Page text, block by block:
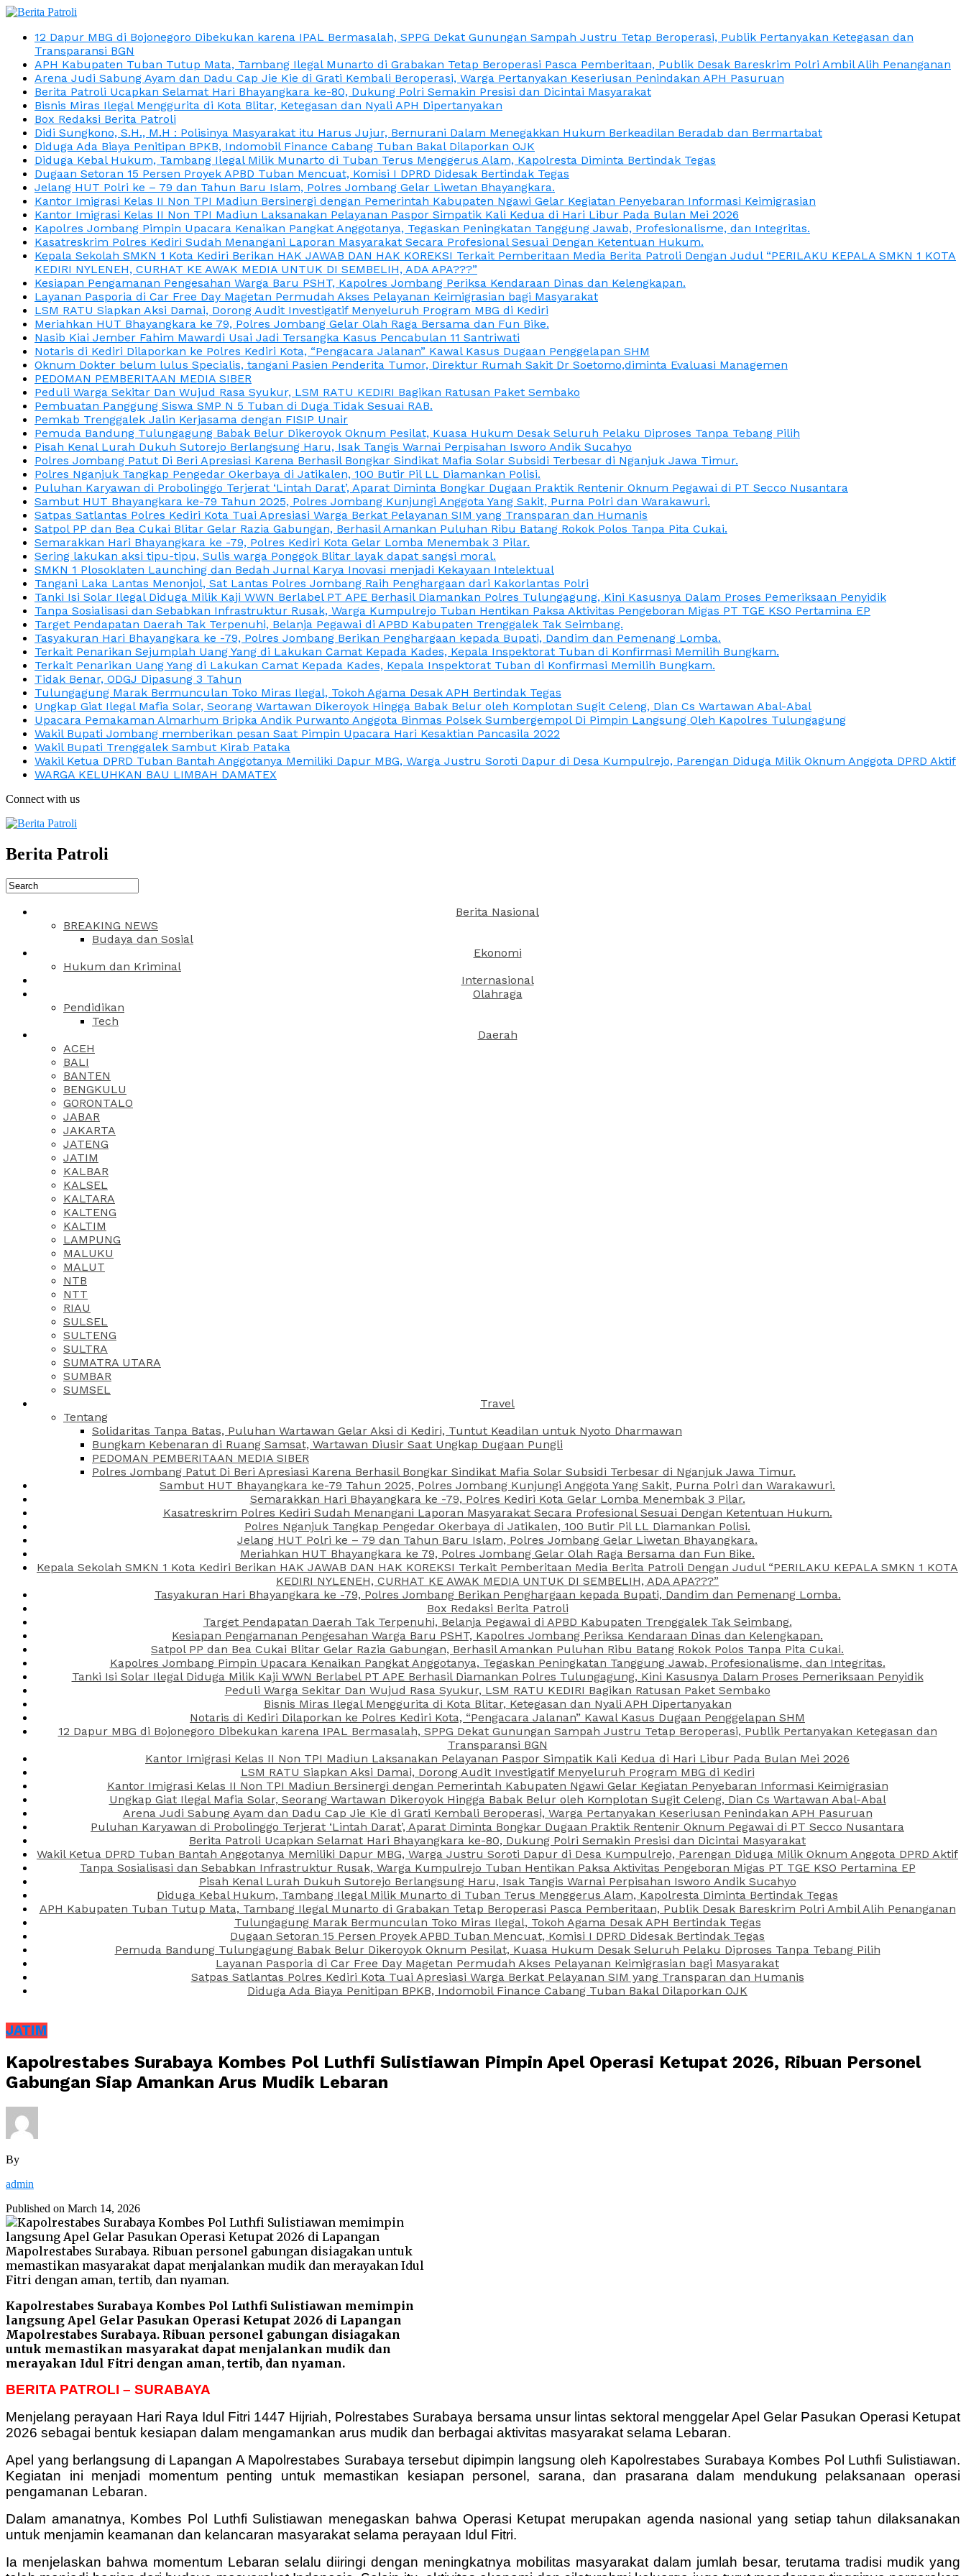
12 Dapur MBG di Bojonegoro Dibekukan karena IPAL Bermasalah, SPPG Dekat Gunungan Sampah Justru Tetap Beroperasi, Publik Pertanyakan Ketegasan dan
Transparansi BGN
APH Kabupaten Tuban Tutup Mata, Tambang Ilegal Munarto di Grabakan Tetap Beroperasi Pasca Pemberitaan, Publik Desak Bareskrim Polri Ambil Alih Penanganan
Arena Judi Sabung Ayam dan Dadu Cap Jie Kie di Grati Kembali Beroperasi, Warga Pertanyakan Keseriusan Penindakan APH Pasuruan
Berita Patroli Ucapkan Selamat Hari Bhayangkara ke-80, Dukung Polri Semakin Presisi dan Dicintai Masyarakat
Bisnis Miras Ilegal Menggurita di Kota Blitar, Ketegasan dan Nyali APH Dipertanyakan
Box Redaksi Berita Patroli
Didi Sungkono, S.H., M.H : Polisinya Masyarakat itu Harus Jujur, Bernurani Dalam Menegakkan Hukum Berkeadilan Beradab dan Bermartabat
Diduga Ada Biaya Penitipan BPKB, Indomobil Finance Cabang Tuban Bakal Dilaporkan OJK
Diduga Kebal Hukum, Tambang Ilegal Milik Munarto di Tuban Terus Menggerus Alam, Kapolresta Diminta Bertindak Tegas
Dugaan Setoran 15 Persen Proyek APBD Tuban Mencuat, Komisi I DPRD Didesak Bertindak Tegas
Jelang HUT Polri ke – 79 dan Tahun Baru Islam, Polres Jombang Gelar Liwetan Bhayangkara.
Kantor Imigrasi Kelas II Non TPI Madiun Bersinergi dengan Pemerintah Kabupaten Ngawi Gelar Kegiatan Penyebaran Informasi Keimigrasian
Kantor Imigrasi Kelas II Non TPI Madiun Laksanakan Pelayanan Paspor Simpatik Kali Kedua di Hari Libur Pada Bulan Mei 2026
Kapolres Jombang Pimpin Upacara Kenaikan Pangkat Anggotanya, Tegaskan Peningkatan Tanggung Jawab, Profesionalisme, dan Integritas.
Kasatreskrim Polres Kediri Sudah Menangani Laporan Masyarakat Secara Profesional Sesuai Dengan Ketentuan Hukum.
Kepala Sekolah SMKN 1 Kota Kediri Berikan HAK JAWAB DAN HAK KOREKSI Terkait Pemberitaan Media Berita Patroli Dengan Judul “PERILAKU KEPALA SMKN 1 KOTA
KEDIRI NYLENEH, CURHAT KE AWAK MEDIA UNTUK DI SEMBELIH, ADA APA???”
Kesiapan Pengamanan Pengesahan Warga Baru PSHT, Kapolres Jombang Periksa Kendaraan Dinas dan Kelengkapan.
Layanan Pasporia di Car Free Day Magetan Permudah Akses Pelayanan Keimigrasian bagi Masyarakat
LSM RATU Siapkan Aksi Damai, Dorong Audit Investigatif Menyeluruh Program MBG di Kediri
Meriahkan HUT Bhayangkara ke 79, Polres Jombang Gelar Olah Raga Bersama dan Fun Bike.
Nasib Kiai Jember Fahim Mawardi Usai Jadi Tersangka Kasus Pencabulan 11 Santriwati
Notaris di Kediri Dilaporkan ke Polres Kediri Kota, “Pengacara Jalanan” Kawal Kasus Dugaan Penggelapan SHM
Oknum Dokter belum lulus Specialis, tangani Pasien Penderita Tumor, Direktur Rumah Sakit Dr Soetomo,diminta Evaluasi Managemen
PEDOMAN PEMBERITAAN MEDIA SIBER
Peduli Warga Sekitar Dan Wujud Rasa Syukur, LSM RATU KEDIRI Bagikan Ratusan Paket Sembako
Pembuatan Panggung Siswa SMP N 5 Tuban di Duga Tidak Sesuai RAB.
Pemkab Trenggalek Jalin Kerjasama dengan FISIP Unair
Pemuda Bandung Tulungagung Babak Belur Dikeroyok Oknum Pesilat, Kuasa Hukum Desak Seluruh Pelaku Diproses Tanpa Tebang Pilih
Pisah Kenal Lurah Dukuh Sutorejo Berlangsung Haru, Isak Tangis Warnai Perpisahan Isworo Andik Sucahyo
Polres Jombang Patut Di Beri Apresiasi Karena Berhasil Bongkar Sindikat Mafia Solar Subsidi Terbesar di Nganjuk Jawa Timur.
Polres Nganjuk Tangkap Pengedar Okerbaya di Jatikalen, 100 Butir Pil LL Diamankan Polisi.
Puluhan Karyawan di Probolinggo Terjerat ‘Lintah Darat’, Aparat Diminta Bongkar Dugaan Praktik Rentenir Oknum Pegawai di PT Secco Nusantara
Sambut HUT Bhayangkara ke-79 Tahun 2025, Polres Jombang Kunjungi Anggota Yang Sakit, Purna Polri dan Warakawuri.
Satpas Satlantas Polres Kediri Kota Tuai Apresiasi Warga Berkat Pelayanan SIM yang Transparan dan Humanis
Satpol PP dan Bea Cukai Blitar Gelar Razia Gabungan, Berhasil Amankan Puluhan Ribu Batang Rokok Polos Tanpa Pita Cukai.
Semarakkan Hari Bhayangkara ke -79, Polres Kediri Kota Gelar Lomba Menembak 3 Pilar.
Sering lakukan aksi tipu-tipu, Sulis warga Ponggok Blitar layak dapat sangsi moral.
SMKN 1 Plosoklaten Launching dan Bedah Jurnal Karya Inovasi menjadi Kekayaan Intelektual
Tangani Laka Lantas Menonjol, Sat Lantas Polres Jombang Raih Penghargaan dari Kakorlantas Polri
Tanki Isi Solar Ilegal Diduga Milik Kaji WWN Berlabel PT APE Berhasil Diamankan Polres Tulungagung, Kini Kasusnya Dalam Proses Pemeriksaan Penyidik
Tanpa Sosialisasi dan Sebabkan Infrastruktur Rusak, Warga Kumpulrejo Tuban Hentikan Paksa Aktivitas Pengeboran Migas PT TGE KSO Pertamina EP
Target Pendapatan Daerah Tak Terpenuhi, Belanja Pegawai di APBD Kabupaten Trenggalek Tak Seimbang.
Tasyakuran Hari Bhayangkara ke -79, Polres Jombang Berikan Penghargaan kepada Bupati, Dandim dan Pemenang Lomba.
Terkait Penarikan Sejumplah Uang Yang di Lakukan Camat Kepada Kades, Kepala Inspektorat Tuban di Konfirmasi Memilih Bungkam.
Terkait Penarikan Uang Yang di Lakukan Camat Kepada Kades, Kepala Inspektorat Tuban di Konfirmasi Memilih Bungkam.
Tidak Benar, ODGJ Dipasung 3 Tahun
Tulungagung Marak Bermunculan Toko Miras Ilegal, Tokoh Agama Desak APH Bertindak Tegas
Ungkap Giat Ilegal Mafia Solar, Seorang Wartawan Dikeroyok Hingga Babak Belur oleh Komplotan Sugit Celeng, Dian Cs Wartawan Abal-Abal
Upacara Pemakaman Almarhum Bripka Andik Purwanto Anggota Binmas Polsek Sumbergempol Di Pimpin Langsung Oleh Kapolres Tulungagung
Wakil Bupati Jombang memberikan pesan Saat Pimpin Upacara Hari Kesaktian Pancasila 2022
Wakil Bupati Trenggalek Sambut Kirab Pataka
Wakil Ketua DPRD Tuban Bantah Anggotanya Memiliki Dapur MBG, Warga Justru Soroti Dapur di Desa Kumpulrejo, Parengan Diduga Milik Oknum Anggota DPRD Aktif
WARGA KELUHKAN BAU LIMBAH DAMATEX
Connect with us
Berita Patroli
Berita Nasional
BREAKING NEWS
Budaya dan Sosial
Ekonomi
Hukum dan Kriminal
Internasional
Olahraga
Pendidikan
Tech
Daerah
ACEH
BALI
BANTEN
BENGKULU
GORONTALO
JABAR
JAKARTA
JATENG
JATIM
KALBAR
KALSEL
KALTARA
KALTENG
KALTIM
LAMPUNG
MALUKU
MALUT
NTB
NTT
RIAU
SULSEL
SULTENG
SULTRA
SUMATRA UTARA
SUMBAR
SUMSEL
Travel
Tentang
Solidaritas Tanpa Batas, Puluhan Wartawan Gelar Aksi di Kediri, Tuntut Keadilan untuk Nyoto Dharmawan
Bungkam Kebenaran di Ruang Samsat, Wartawan Diusir Saat Ungkap Dugaan Pungli
PEDOMAN PEMBERITAAN MEDIA SIBER
Polres Jombang Patut Di Beri Apresiasi Karena Berhasil Bongkar Sindikat Mafia Solar Subsidi Terbesar di Nganjuk Jawa Timur.
Sambut HUT Bhayangkara ke-79 Tahun 2025, Polres Jombang Kunjungi Anggota Yang Sakit, Purna Polri dan Warakawuri.
Semarakkan Hari Bhayangkara ke -79, Polres Kediri Kota Gelar Lomba Menembak 3 Pilar.
Kasatreskrim Polres Kediri Sudah Menangani Laporan Masyarakat Secara Profesional Sesuai Dengan Ketentuan Hukum.
Polres Nganjuk Tangkap Pengedar Okerbaya di Jatikalen, 100 Butir Pil LL Diamankan Polisi.
Jelang HUT Polri ke – 79 dan Tahun Baru Islam, Polres Jombang Gelar Liwetan Bhayangkara.
Meriahkan HUT Bhayangkara ke 79, Polres Jombang Gelar Olah Raga Bersama dan Fun Bike.
Kepala Sekolah SMKN 1 Kota Kediri Berikan HAK JAWAB DAN HAK KOREKSI Terkait Pemberitaan Media Berita Patroli Dengan Judul “PERILAKU KEPALA SMKN 1 KOTA
KEDIRI NYLENEH, CURHAT KE AWAK MEDIA UNTUK DI SEMBELIH, ADA APA???”
Tasyakuran Hari Bhayangkara ke -79, Polres Jombang Berikan Penghargaan kepada Bupati, Dandim dan Pemenang Lomba.
Box Redaksi Berita Patroli
Target Pendapatan Daerah Tak Terpenuhi, Belanja Pegawai di APBD Kabupaten Trenggalek Tak Seimbang.
Kesiapan Pengamanan Pengesahan Warga Baru PSHT, Kapolres Jombang Periksa Kendaraan Dinas dan Kelengkapan.
Satpol PP dan Bea Cukai Blitar Gelar Razia Gabungan, Berhasil Amankan Puluhan Ribu Batang Rokok Polos Tanpa Pita Cukai.
Kapolres Jombang Pimpin Upacara Kenaikan Pangkat Anggotanya, Tegaskan Peningkatan Tanggung Jawab, Profesionalisme, dan Integritas.
Tanki Isi Solar Ilegal Diduga Milik Kaji WWN Berlabel PT APE Berhasil Diamankan Polres Tulungagung, Kini Kasusnya Dalam Proses Pemeriksaan Penyidik
Peduli Warga Sekitar Dan Wujud Rasa Syukur, LSM RATU KEDIRI Bagikan Ratusan Paket Sembako
Bisnis Miras Ilegal Menggurita di Kota Blitar, Ketegasan dan Nyali APH Dipertanyakan
Notaris di Kediri Dilaporkan ke Polres Kediri Kota, “Pengacara Jalanan” Kawal Kasus Dugaan Penggelapan SHM
12 Dapur MBG di Bojonegoro Dibekukan karena IPAL Bermasalah, SPPG Dekat Gunungan Sampah Justru Tetap Beroperasi, Publik Pertanyakan Ketegasan dan
Transparansi BGN
Kantor Imigrasi Kelas II Non TPI Madiun Laksanakan Pelayanan Paspor Simpatik Kali Kedua di Hari Libur Pada Bulan Mei 2026
LSM RATU Siapkan Aksi Damai, Dorong Audit Investigatif Menyeluruh Program MBG di Kediri
Kantor Imigrasi Kelas II Non TPI Madiun Bersinergi dengan Pemerintah Kabupaten Ngawi Gelar Kegiatan Penyebaran Informasi Keimigrasian
Ungkap Giat Ilegal Mafia Solar, Seorang Wartawan Dikeroyok Hingga Babak Belur oleh Komplotan Sugit Celeng, Dian Cs Wartawan Abal-Abal
Arena Judi Sabung Ayam dan Dadu Cap Jie Kie di Grati Kembali Beroperasi, Warga Pertanyakan Keseriusan Penindakan APH Pasuruan
Puluhan Karyawan di Probolinggo Terjerat ‘Lintah Darat’, Aparat Diminta Bongkar Dugaan Praktik Rentenir Oknum Pegawai di PT Secco Nusantara
Berita Patroli Ucapkan Selamat Hari Bhayangkara ke-80, Dukung Polri Semakin Presisi dan Dicintai Masyarakat
Wakil Ketua DPRD Tuban Bantah Anggotanya Memiliki Dapur MBG, Warga Justru Soroti Dapur di Desa Kumpulrejo, Parengan Diduga Milik Oknum Anggota DPRD Aktif
Tanpa Sosialisasi dan Sebabkan Infrastruktur Rusak, Warga Kumpulrejo Tuban Hentikan Paksa Aktivitas Pengeboran Migas PT TGE KSO Pertamina EP
Pisah Kenal Lurah Dukuh Sutorejo Berlangsung Haru, Isak Tangis Warnai Perpisahan Isworo Andik Sucahyo
Diduga Kebal Hukum, Tambang Ilegal Milik Munarto di Tuban Terus Menggerus Alam, Kapolresta Diminta Bertindak Tegas
APH Kabupaten Tuban Tutup Mata, Tambang Ilegal Munarto di Grabakan Tetap Beroperasi Pasca Pemberitaan, Publik Desak Bareskrim Polri Ambil Alih Penanganan
Tulungagung Marak Bermunculan Toko Miras Ilegal, Tokoh Agama Desak APH Bertindak Tegas
Dugaan Setoran 15 Persen Proyek APBD Tuban Mencuat, Komisi I DPRD Didesak Bertindak Tegas
Pemuda Bandung Tulungagung Babak Belur Dikeroyok Oknum Pesilat, Kuasa Hukum Desak Seluruh Pelaku Diproses Tanpa Tebang Pilih
Layanan Pasporia di Car Free Day Magetan Permudah Akses Pelayanan Keimigrasian bagi Masyarakat
Satpas Satlantas Polres Kediri Kota Tuai Apresiasi Warga Berkat Pelayanan SIM yang Transparan dan Humanis
Diduga Ada Biaya Penitipan BPKB, Indomobil Finance Cabang Tuban Bakal Dilaporkan OJK
JATIM
Kapolrestabes Surabaya Kombes Pol Luthfi Sulistiawan Pimpin Apel Operasi Ketupat 2026, Ribuan Personel
Gabungan Siap Amankan Arus Mudik Lebaran
By
admin
Published on March 14, 2026
Kapolrestabes Surabaya Kombes Pol Luthfi Sulistiawan memimpin
langsung Apel Gelar Pasukan Operasi Ketupat 2026 di Lapangan
Mapolrestabes Surabaya. Ribuan personel gabungan disiagakan
untuk memastikan masyarakat dapat menjalankan mudik dan
merayakan Idul Fitri dengan aman, tertib, dan nyaman.
BERITA PATROLI – SURABAYA
Menjelang perayaan Hari Raya Idul Fitri 1447 Hijriah, Polrestabes Surabaya bersama unsur lintas sektoral menggelar Apel Gelar Pasukan Operasi Ketupat
2026 sebagai bentuk kesiapan dalam mengamankan arus mudik dan berbagai aktivitas masyarakat selama Lebaran.
Apel yang berlangsung di Lapangan A Mapolrestabes Surabaya tersebut dipimpin langsung oleh Kapolrestabes Surabaya Kombes Pol Luthfi Sulistiawan.
Kegiatan ini menjadi momentum penting untuk memastikan kesiapan personel, sarana, dan prasarana dalam mendukung pelaksanaan operasi
pengamanan Lebaran.
Dalam amanatnya, Kombes Pol Luthfi Sulistiawan menegaskan bahwa Operasi Ketupat merupakan agenda nasional yang setiap tahun dilaksanakan
untuk menjamin keamanan dan kelancaran masyarakat selama perayaan Idul Fitri.
Ia menjelaskan bahwa momentum Lebaran selalu diiringi dengan meningkatnya mobilitas masyarakat dalam jumlah besar, terutama tradisi mudik yang